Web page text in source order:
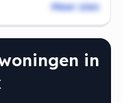
Meer zien
in